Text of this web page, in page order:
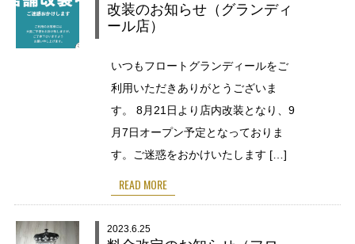
改装のお知らせ（グランディ
ール店）
いつもフロートグランディールをご
利用いただきありがとうございま
す。 8月21日より店内改装となり、9
月7日オープン予定となっておりま
す。ご迷惑をおかけいたします […]
READ MORE
2023.6.25